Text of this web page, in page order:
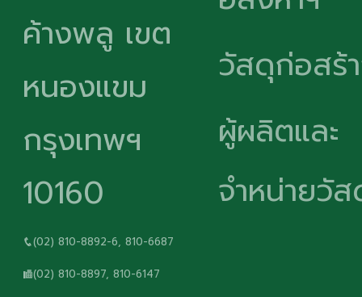
ค้างพลู เขต
หนองแขม
กรุงเทพฯ
10160
(02) 810-8892-6, 810-6687
(02) 810-8897, 810-6147
วัสดุก่อสร้
ผู้ผลิตและ
จำหน่ายวั